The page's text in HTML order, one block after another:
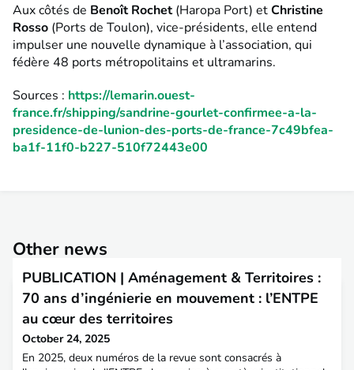
Aux côtés de Benoît Rochet(Haropa Port) etChristine
Rosso (Ports de Toulon), vice-présidents, elle entend
impulser une nouvelle dynamique à l’association, qui
fédère 48 ports métropolitains et ultramarins.
Sources : https://lemarin.ouest-
france.fr/shipping/sandrine-gourlet-confirmee-a-la-
presidence-de-lunion-des-ports-de-france-7c49bfea-
ba1f-11f0-b227-510f72443e00
Other news
PUBLICATION | Aménagement & Territoires :
70 ans d’ingénierie en mouvement : l’ENTPE
au cœur des territoires
October 24, 2025
En 2025, deux numéros de la revue sont consacrés à